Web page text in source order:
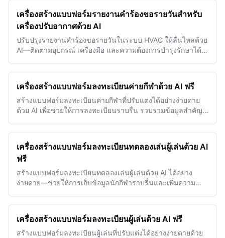
เครื่องสร้างแบบฟอร์มรายงานคำร้องขอรายวันสำหรับ
เครื่องปรับอากาศด้วย AI
ปรับปรุงรายงานคำร้องขอรายวันในระบบ HVAC ให้ลื่นไหลด้วย
AI—ติดตามอุปกรณ์ เครื่องมือ และความต้องการบำรุงรักษาได้
เครื่องสร้างแบบฟอร์มลงทะเบียนค่ายกีฬาด้วย AI ฟรี
สร้างแบบฟอร์มลงทะเบียนค่ายกีฬาที่ปรับแต่งได้อย่างง่ายดาย
ด้วย AI เพื่อช่วยให้การลงทะเบียนราบรื่น รวบรวมข้อมูลสำคัญ
เครื่องสร้างแบบฟอร์มลงทะเบียนทดลองเล่นผู้เล่นด้วย AI
ฟรี
สร้างแบบฟอร์มลงทะเบียนทดลองเล่นผู้เล่นด้วย AI ได้อย่าง
ง่ายดาย—ช่วยให้การเก็บข้อมูลนักกีฬาราบรื่นและเพิ่มความ
เครื่องสร้างแบบฟอร์มลงทะเบียนผู้เล่นด้วย AI ฟรี
สร้างแบบฟอร์มลงทะเบียนผู้เล่นที่ปรับแต่งได้อย่างง่ายดายด้วย